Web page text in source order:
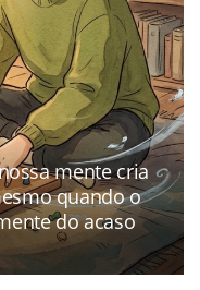
mente cria
quando o
do acaso